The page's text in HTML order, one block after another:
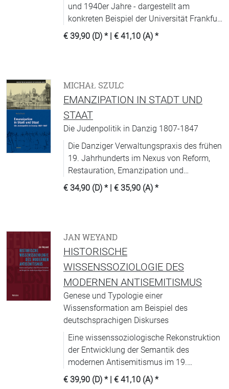
und 1940er Jahre - dargestellt am
konkreten Beispiel der Universität Frankfurt
am Main.
€ 39,90 (D) * | € 41,10 (A) *
MICHAŁ SZULC
EMANZIPATION IN STADT UND
STAAT
Die Judenpolitik in Danzig 1807-1847
Die Danziger Verwaltungspraxis des frühen
19. Jahrhunderts im Nexus von Reform,
Restauration, Emanzipation und
antijüdischen Vorurteilen.
€ 34,90 (D) * | € 35,90 (A) *
JAN WEYAND
HISTORISCHE
WISSENSSOZIOLOGIE DES
MODERNEN ANTISEMITISMUS
Genese und Typologie einer
Wissensformation am Beispiel des
deutschsprachigen Diskurses
Eine wissenssoziologische Rekonstruktion
der Entwicklung der Semantik des
modernen Antisemitismus im 19.
Jahrhundert in ihrer Relation zu einem
kollektiven Selbstbild.
€ 39,90 (D) * | € 41,10 (A) *